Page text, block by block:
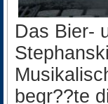
Das Bier-
begr??te